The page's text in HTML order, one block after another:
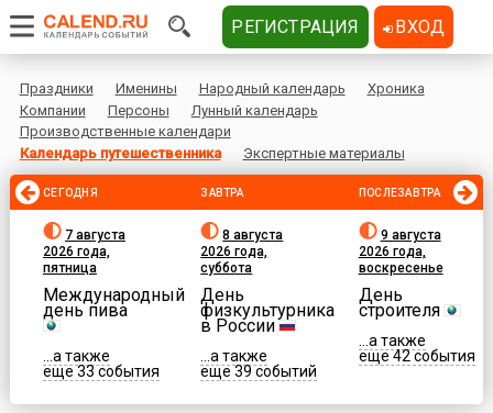
Праздники Именины Народный календарь
Хроника
Компании
Персоны
Лунный календарь
Производственные календари
Календарь путешественника
Экспертные материалы
СЕГОДНЯ
7 августа
2026 года,
пятница
Международный
день пива
...а также
еще 33 события
ЗАВТРА
8 августа
2026 года,
суббота
День
физкультурника
в России
...а также
еще 39 событий
ПОСЛЕЗАВТРА
9 августа
2026 года,
воскресенье
День
строителя
...а также
еще 42 события
РЕГИСТРАЦИЯ ВХОД